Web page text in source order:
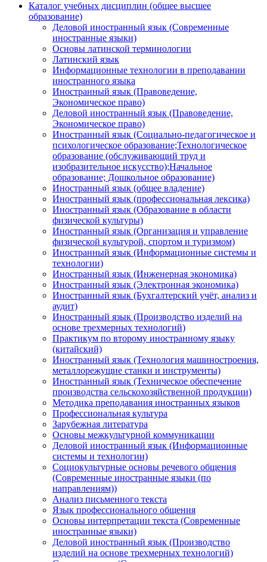
Каталог учебных дисциплин (общее высшее
образование)
Деловой иностранный язык (Современные
иностранные языки)
Основы латинской терминологии
Латинский язык
Информационные технологии в преподавании
иностранного языка
Иностранный язык (Правоведение,
Экономическое право)
Деловой иностранный язык (Правоведение,
Экономическое право)
Иностранный язык (Социально-педагогическое и
психологическое образование;Технологическое
образование (обслуживающий труд и
изобразительное искусство);Начальное
образование; Дошкольное образование)
Иностранный язык (общее владение)
Иностранный язык (профессиональная лексика)
Иностранный язык (Образование в области
физической культуры)
Иностранный язык (Организация и управление
физической культурой, спортом и туризмом)
Иностранный язык (Информационные системы и
технологии)
Иностранный язык (Инженерная экономика)
Иностранный язык (Электронная экономика)
Иностранный язык (Бухгалтерский учёт, анализ и
аудит)
Иностранный язык (Производство изделий на
основе трехмерных технологий)
Практикум по второму иностранному языку
(китайский)
Иностранный язык (Технология машиностроения,
металлорежущие станки и инструменты)
Иностранный язык (Техническое обеспечение
производства сельскохозяйственной продукции)
Методика преподавания иностранных языков
Профессиональная культура
Зарубежная литература
Основы межкультурной коммуникации
Деловой иностранный язык (Информационные
системы и технологии)
Социокультурные основы речевого общения
(Современные иностранные языки (по
направлениям))
Анализ письменного текста
Язык профессионального общения
Основы интерпретации текста (Современные
иностранные языки)
Деловой иностранный язык (Производство
изделий на основе трехмерных технологий)